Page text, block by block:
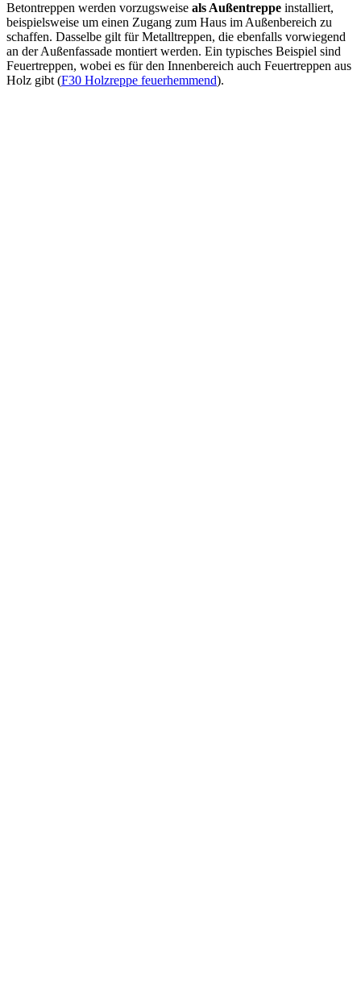
Betontreppen werden vorzugsweise als Außentreppe installiert,
beispielsweise um einen Zugang zum Haus im Außenbereich zu
schaffen. Dasselbe gilt für Metalltreppen, die ebenfalls vorwiegend
an der Außenfassade montiert werden. Ein typisches Beispiel sind
Feuertreppen, wobei es für den Innenbereich auch Feuertreppen aus
Holz gibt (F30 Holzreppe feuerhemmend).